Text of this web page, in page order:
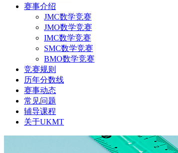
赛事介绍
JMC数学竞赛
JMO数学竞赛
IMC数学竞赛
SMC数学竞赛
BMO数学竞赛
竞赛规则
历年分数线
赛事动态
常见问题
辅导课程
关于UKMT